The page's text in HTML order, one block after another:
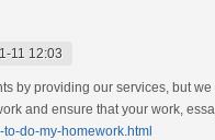
11 12:03
by providing our services, but
and ensure that your work,
do-my-homework.html